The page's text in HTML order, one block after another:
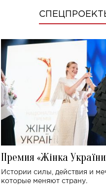
Премия «Жінка
Истории силы, действия и
которые меняют страну.